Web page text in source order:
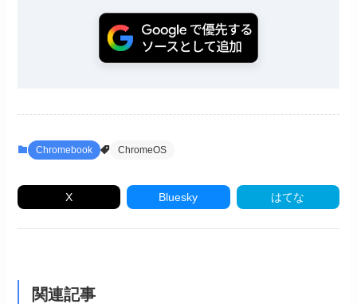
Chromebook ChromeOS
X Bluesky はてな
関連記事